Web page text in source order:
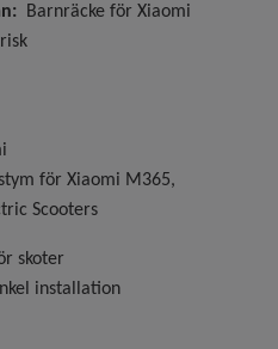
Barnräcke för Xiaomi
Pro elektrisk
+ gummi
för Xiaomi M365,
Scooters
för skoter
installation
kg